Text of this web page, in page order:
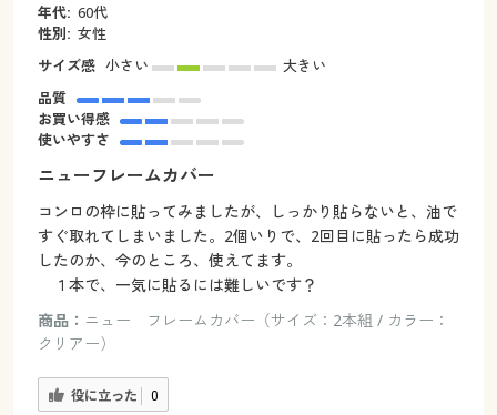
年代: 60代
性別: 女性
サイズ感 小さい
大きい
品質
お買い得感
使いやすさ
ニューフレームカバー
コンロの枠に貼ってみましたが、しっかり貼らないと、油で
すぐ取れてしまいました。2個いりで、2回目に貼ったら成功
したのか、今のところ、使えてます。
１本で、一気に貼るには難しいです？
商品： ニュー フレームカバー（サイズ：2本組 / カラー：
クリアー）
役に立った 0